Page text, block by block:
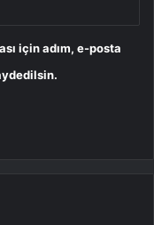
için adım, e-posta